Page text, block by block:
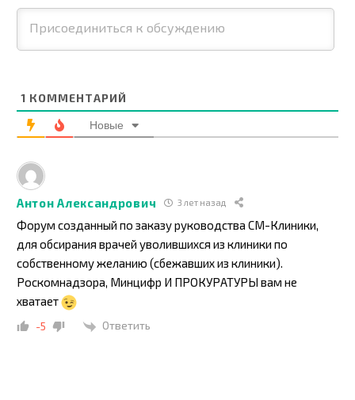
1 КОММЕНТАРИЙ
Новые
Антон Александрович 3 лет назад
Форум созданный по заказу руководства СМ-Клиники,
для обсирания врачей уволившихся из клиники по
собственному желанию (сбежавших из клиники).
Роскомнадзора, Минцифр И ПРОКУРАТУРЫ вам не
хватает
-5 Ответить